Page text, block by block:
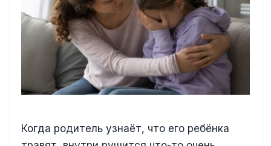
Когда родитель узнаёт, что его ребёнка